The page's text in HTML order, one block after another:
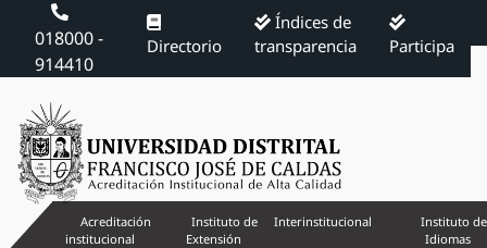
018000 -
914410
Directorio
Índices de
transparencia
Participa
Acreditación
institucional
Instituto de
Extensión
Interinstitucional
Instituto de
Idiomas